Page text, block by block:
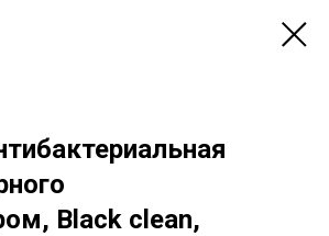
Black clean,